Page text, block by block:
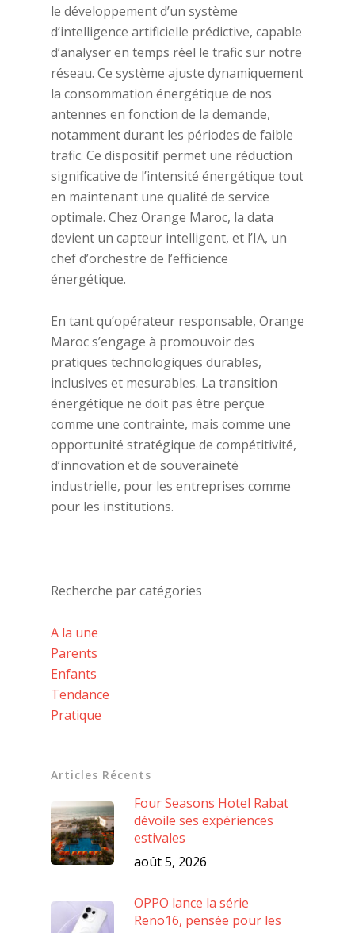
le développement d’un système
d’intelligence artificielle prédictive, capable
d’analyser en temps réel le trafic sur notre
réseau. Ce système ajuste dynamiquement
la consommation énergétique de nos
antennes en fonction de la demande,
notamment durant les périodes de faible
trafic. Ce dispositif permet une réduction
significative de l’intensité énergétique tout
en maintenant une qualité de service
optimale. Chez Orange Maroc, la data
devient un capteur intelligent, et l’IA, un
chef d’orchestre de l’efficience
énergétique.
En tant qu’opérateur responsable, Orange
Maroc s’engage à promouvoir des
pratiques technologiques durables,
inclusives et mesurables. La transition
énergétique ne doit pas être perçue
comme une contrainte, mais comme une
opportunité stratégique de compétitivité,
d’innovation et de souveraineté
industrielle, pour les entreprises comme
pour les institutions.
Recherche par catégories
A la une
Parents
Enfants
Tendance
Pratique
Articles Récents
Four Seasons Hotel Rabat
dévoile ses expériences
estivales
août 5, 2026
OPPO lance la série
Reno16, pensée pour les